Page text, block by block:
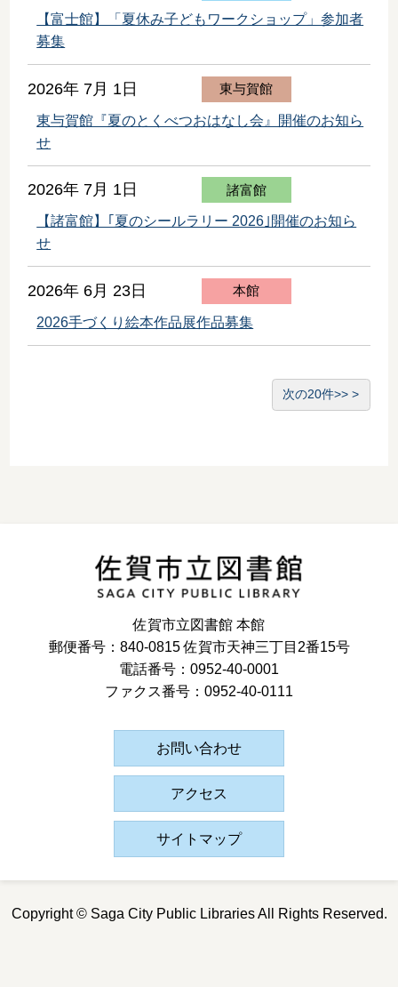
【富士館】「夏休み子どもワークショップ」参加者
募集
2026年 7月 1日 東与賀館
東与賀館『夏のとくべつおはなし会』開催のお知ら
せ
2026年 7月 1日 諸富館
【諸富館】｢夏のシールラリー 2026｣開催のお知ら
せ
2026年 6月 23日 本館
2026手づくり絵本作品展作品募集
次の20件>>
佐賀市立図書館 本館
郵便番号：840-0815 佐賀市天神三丁目2番15号
電話番号：0952-40-0001
ファクス番号：0952-40-0111
お問い合わせ
アクセス
サイトマップ
Copyright © Saga City Public Libraries All Rights Reserved.